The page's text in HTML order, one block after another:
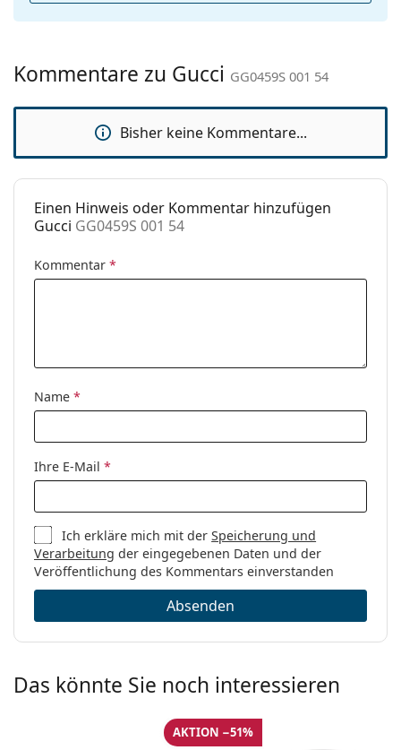
Verwendung:
Mode
Code:
GG0459S 001 54
verfügbar :
Nein
Kommentare zu Gucci GG0459S 001 54
Bisher keine Kommentare...
Einen Hinweis oder Kommentar hinzufügen
Gucci GG0459S 001 54
Kommentar *
Name *
Ihre E-Mail *
Ich erkläre mich mit derSpeicherung und
Verarbeitung der eingegebenen Daten und der
Veröffentlichung des Kommentars einverstanden
Absenden
Das könnte Sie noch interessieren
AKTION −51%